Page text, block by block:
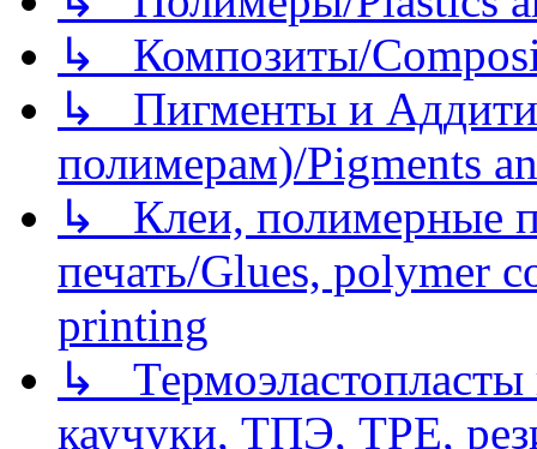
↳ Композиты/
↳ Пигменты и
полимерам)/Pigments
↳ Клеи, полимерные
печать/Glues, polymer
printing
↳
каучуки, ТПЭ, TPE,